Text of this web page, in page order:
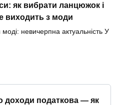
як вибрати ланцюжок і
виходить з моди
моді: невичерпна актуальність У
доходи податкова — як